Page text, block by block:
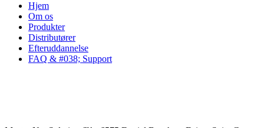
Hjem
Om os
Produkter
Distributører
Efteruddannelse
FAQ & #038; Support